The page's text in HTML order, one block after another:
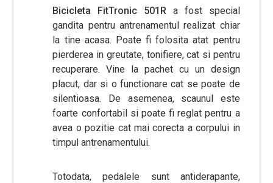
Bicicleta FitTronic 501R a fost special
gandita pentru antrenamentul realizat chiar
la tine acasa. Poate fi folosita atat pentru
pierderea in greutate, tonifiere, cat si pentru
recuperare. Vine la pachet cu un design
placut, dar si o functionare cat se poate de
silentioasa. De asemenea, scaunul este
foarte confortabil si poate fi reglat pentru a
avea o pozitie cat mai corecta a corpului in
timpul antrenamentului.
Totodata, pedalele sunt antiderapante,